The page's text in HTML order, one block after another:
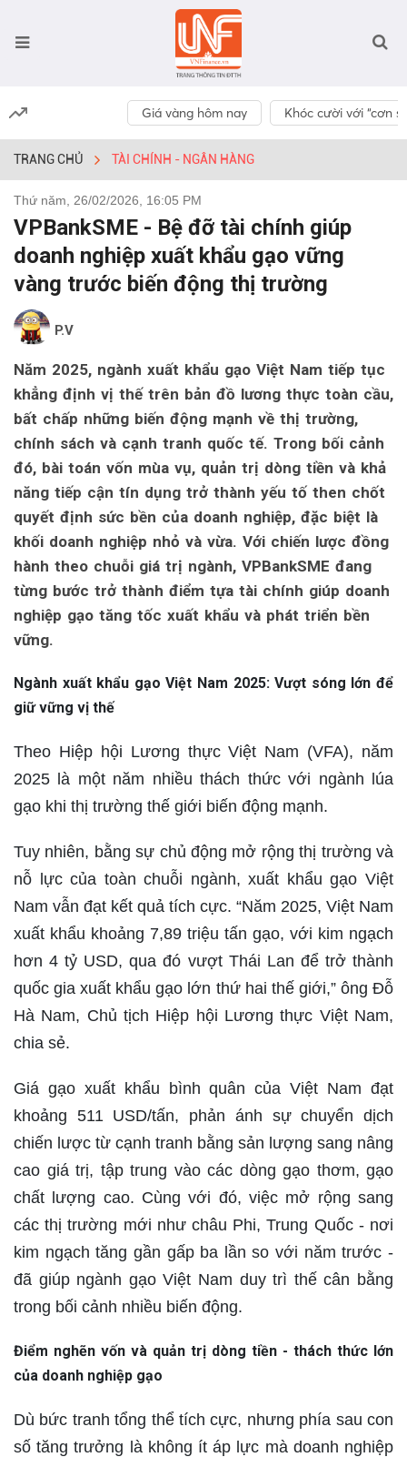
Giá vàng hôm nay Khóc cười với “cơn
TRANG CHỦ TÀI CHÍNH - NGÂN HÀNG
Thứ năm, 26/02/2026, 16:05 PM
VPBankSME - Bệ đỡ tài chính giúp
doanh nghiệp xuất khẩu gạo vững
vàng trước biến động thị trường
P.V
Năm 2025, ngành xuất khẩu gạo Việt Nam tiếp tục
khẳng định vị thế trên bản đồ lương thực toàn cầu,
bất chấp những biến động mạnh về thị trường,
chính sách và cạnh tranh quốc tế. Trong bối cảnh
đó, bài toán vốn mùa vụ, quản trị dòng tiền và khả
năng tiếp cận tín dụng trở thành yếu tố then chốt
quyết định sức bền của doanh nghiệp, đặc biệt là
khối doanh nghiệp nhỏ và vừa. Với chiến lược đồng
hành theo chuỗi giá trị ngành, VPBankSME đang
từng bước trở thành điểm tựa tài chính giúp doanh
nghiệp gạo tăng tốc xuất khẩu và phát triển bền
vững.
Ngành xuất khẩu gạo Việt Nam 2025: Vượt sóng lớn để
giữ vững vị thế
Theo Hiệp hội Lương thực Việt Nam (VFA), năm
2025 là một năm nhiều thách thức với ngành lúa
gạo khi thị trường thế giới biến động mạnh.
Tuy nhiên, bằng sự chủ động mở rộng thị trường và
nỗ lực của toàn chuỗi ngành, xuất khẩu gạo Việt
Nam vẫn đạt kết quả tích cực. “Năm 2025, Việt Nam
xuất khẩu khoảng 7,89 triệu tấn gạo, với kim ngạch
hơn 4 tỷ USD, qua đó vượt Thái Lan để trở thành
quốc gia xuất khẩu gạo lớn thứ hai thế giới,” ông Đỗ
Hà Nam, Chủ tịch Hiệp hội Lương thực Việt Nam,
chia sẻ.
Giá gạo xuất khẩu bình quân của Việt Nam đạt
khoảng 511 USD/tấn, phản ánh sự chuyển dịch
chiến lược từ cạnh tranh bằng sản lượng sang nâng
cao giá trị, tập trung vào các dòng gạo thơm, gạo
chất lượng cao. Cùng với đó, việc mở rộng sang
các thị trường mới như châu Phi, Trung Quốc - nơi
kim ngạch tăng gần gấp ba lần so với năm trước -
đã giúp ngành gạo Việt Nam duy trì thế cân bằng
trong bối cảnh nhiều biến động.
Điểm nghẽn vốn và quản trị dòng tiền - thách thức lớn
của doanh nghiệp gạo
Dù bức tranh tổng thể tích cực, nhưng phía sau con
số tăng trưởng là không ít áp lực mà doanh nghiệp